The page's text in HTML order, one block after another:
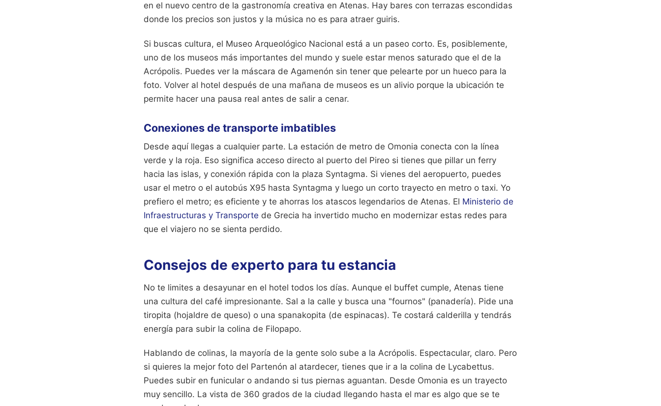
en el nuevo centro de la gastronomía creativa en Atenas. Hay bares con terrazas escondidas
donde los precios son justos y la música no es para atraer guiris.
Si buscas cultura, el Museo Arqueológico Nacional está a un paseo corto. Es, posiblemente,
uno de los museos más importantes del mundo y suele estar menos saturado que el de la
Acrópolis. Puedes ver la máscara de Agamenón sin tener que pelearte por un hueco para la
foto. Volver al hotel después de una mañana de museos es un alivio porque la ubicación te
permite hacer una pausa real antes de salir a cenar.
Conexiones de transporte imbatibles
Desde aquí llegas a cualquier parte. La estación de metro de Omonia conecta con la línea
verde y la roja. Eso significa acceso directo al puerto del Pireo si tienes que pillar un ferry
hacia las islas, y conexión rápida con la plaza Syntagma. Si vienes del aeropuerto, puedes
usar el metro o el autobús X95 hasta Syntagma y luego un corto trayecto en metro o taxi. Yo
prefiero el metro; es eficiente y te ahorras los atascos legendarios de Atenas. El Ministerio de
Infraestructuras y Transporte de Grecia ha invertido mucho en modernizar estas redes para
que el viajero no se sienta perdido.
Consejos de experto para tu estancia
No te limites a desayunar en el hotel todos los días. Aunque el buffet cumple, Atenas tiene
una cultura del café impresionante. Sal a la calle y busca una "fournos" (panadería). Pide una
tiropita (hojaldre de queso) o una spanakopita (de espinacas). Te costará calderilla y tendrás
energía para subir la colina de Filopapo.
Hablando de colinas, la mayoría de la gente solo sube a la Acrópolis. Espectacular, claro. Pero
si quieres la mejor foto del Partenón al atardecer, tienes que ir a la colina de Lycabettus.
Puedes subir en funicular o andando si tus piernas aguantan. Desde Omonia es un trayecto
muy sencillo. La vista de 360 grados de la ciudad llegando hasta el mar es algo que se te